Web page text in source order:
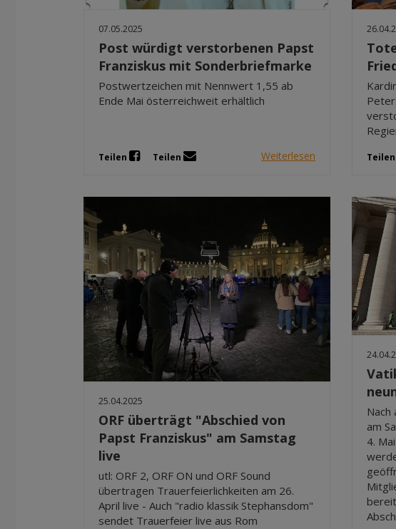
07.05.2025
Post würdigt verstorbenen Papst
Franziskus mit Sonderbriefmarke
Postwertzeichen mit Nennwert 1,55 ab
Ende Mai österreichweit erhältlich
Teilen Teilen Weiterlesen
25.04.2025
ORF überträgt "Abschied von
Papst Franziskus" am Samstag
live
utl: ORF 2, ORF ON und ORF Sound
übertragen Trauerfeierlichkeiten am 26.
April live - Auch "radio klassik Stephansdom"
sendet Trauerfeier live aus Rom
am
4.